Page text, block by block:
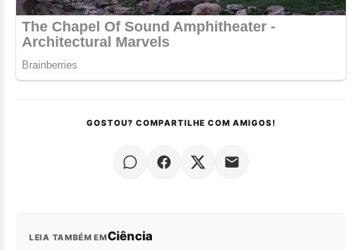
GOSTOU? COMPARTILHE COM AMIGOS!
LEIA TAMBÉM EMCiência